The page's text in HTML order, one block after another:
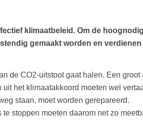
klimaatbeleid. Om de
gemaakt worden en
de CO2-uitstoot gaat halen. Een
het klimaatakkoord moeten wel
staan, moet worden gerepareerd.
stoppen moeten daarom net zo